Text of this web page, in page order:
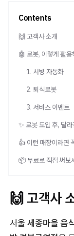
Contents
🙌 고객사 소개
🤖 로봇, 이렇게 활용
1. 서빙 자동화
2. 퇴식로봇
3. 서비스 이벤트
✨ 로봇 도입 후, 달라
👍 이런 매장이라면
📦 무료로 직접 써보
🙌 고객사
서울 세종마을 음